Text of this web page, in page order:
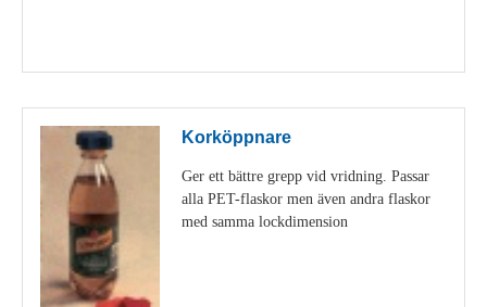
Korköppnare
Ger ett bättre grepp vid vridning. Passar
alla PET-flaskor men även andra flaskor
med samma lockdimension